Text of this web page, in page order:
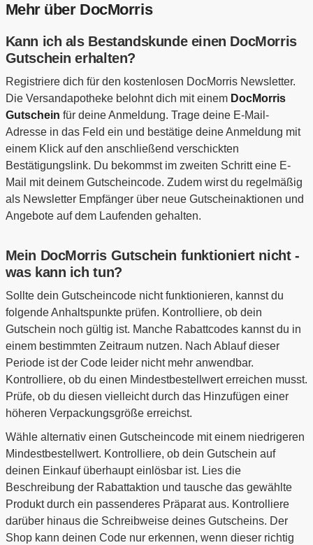
Mehr über DocMorris
Kann ich als Bestandskunde einen DocMorris
Gutschein erhalten?
Registriere dich für den kostenlosen DocMorris Newsletter.
Die Versandapotheke belohnt dich mit einem DocMorris
Gutschein für deine Anmeldung. Trage deine E-Mail-
Adresse in das Feld ein und bestätige deine Anmeldung mit
einem Klick auf den anschließend verschickten
Bestätigungslink. Du bekommst im zweiten Schritt eine E-
Mail mit deinem Gutscheincode. Zudem wirst du regelmäßig
als Newsletter Empfänger über neue Gutscheinaktionen und
Angebote auf dem Laufenden gehalten.
Mein DocMorris Gutschein funktioniert nicht -
was kann ich tun?
Sollte dein Gutscheincode nicht funktionieren, kannst du
folgende Anhaltspunkte prüfen. Kontrolliere, ob dein
Gutschein noch gültig ist. Manche Rabattcodes kannst du in
einem bestimmten Zeitraum nutzen. Nach Ablauf dieser
Periode ist der Code leider nicht mehr anwendbar.
Kontrolliere, ob du einen Mindestbestellwert erreichen musst.
Prüfe, ob du diesen vielleicht durch das Hinzufügen einer
höheren Verpackungsgröße erreichst.
Wähle alternativ einen Gutscheincode mit einem niedrigeren
Mindestbestellwert. Kontrolliere, ob dein Gutschein auf
deinen Einkauf überhaupt einlösbar ist. Lies die
Beschreibung der Rabattaktion und tausche das gewählte
Produkt durch ein passenderes Präparat aus. Kontrolliere
darüber hinaus die Schreibweise deines Gutscheins. Der
Shop kann deinen Code nur erkennen, wenn dieser richtig